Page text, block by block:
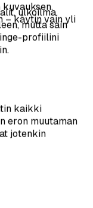
ulkoilma.
mutta sain
profiilini
kaikki
muutaman
jotenkin
Kaikki kuvat eivät
että
kuin